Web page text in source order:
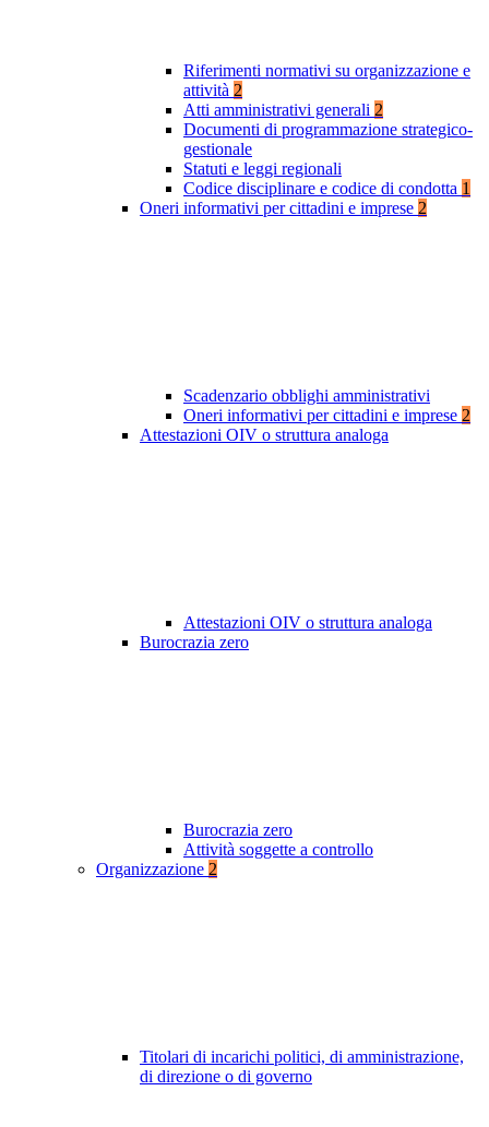
Riferimenti normativi su organizzazione e
attività 2
Atti amministrativi generali 2
Documenti di programmazione strategico-
gestionale
Statuti e leggi regionali
Codice disciplinare e codice di condotta 1
Oneri informativi per cittadini e imprese 2
Scadenzario obblighi amministrativi
Oneri informativi per cittadini e imprese 2
Attestazioni OIV o struttura analoga
Attestazioni OIV o struttura analoga
Burocrazia zero
Burocrazia zero
Attività soggette a controllo
Organizzazione 2
Titolari di incarichi politici, di amministrazione,
di direzione o di governo